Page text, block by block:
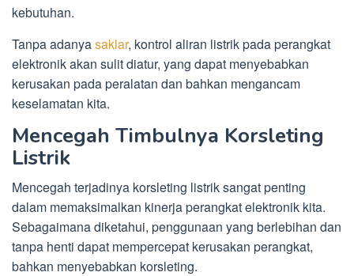
kebutuhan.
Tanpa adanyasaklar, kontrol aliran listrik pada perangkat
elektronik akan sulit diatur, yang dapat menyebabkan
kerusakan pada peralatan dan bahkan mengancam
keselamatan kita.
Mencegah Timbulnya Korsleting
Listrik
Mencegah terjadinya korsleting listrik sangat penting
dalam memaksimalkan kinerja perangkat elektronik kita.
Sebagaimana diketahui, penggunaan yang berlebihan dan
tanpa henti dapat mempercepat kerusakan perangkat,
bahkan menyebabkan korsleting.